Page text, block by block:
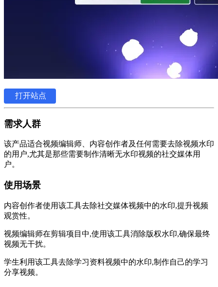
打开站点
需求人群
该产品适合视频编辑师、内容创作者及任何需要去除视频水印
的用户,尤其是那些需要制作清晰无水印视频的社交媒体用
户。
使用场景
内容创作者使用该工具去除社交媒体视频中的水印,提升视频
观赏性。
视频编辑师在剪辑项目中,使用该工具消除版权水印,确保最终
视频无干扰。
学生利用该工具去除学习资料视频中的水印,制作自己的学习
分享视频。